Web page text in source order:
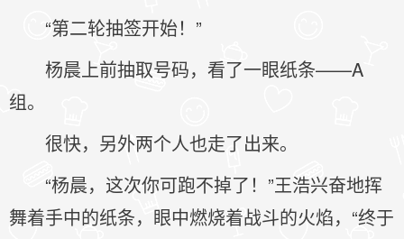
“第二轮抽签开始！”
杨晨上前抽取号码，看了一眼纸条——A
组。
很快，另外两个人也走了出来。
“杨晨，这次你可跑不掉了！”王浩兴奋地挥
舞着手中的纸条，眼中燃烧着战斗的火焰，“终于